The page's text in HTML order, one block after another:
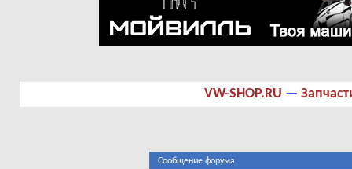
VW-SHOP.RU —
Сообщение форума